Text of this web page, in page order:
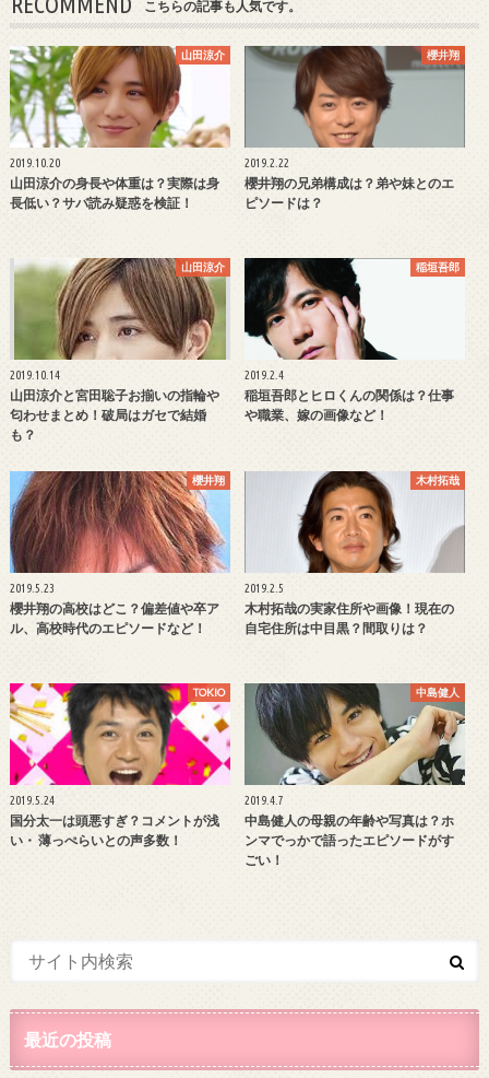
こちらの記事も人気です。
山田涼介
2019.10.20
山田涼介の身長や体重は？実際は身
長低い？サバ読み疑惑を検証！
櫻井翔
2019.2.22
櫻井翔の兄弟構成は？弟や妹とのエ
ピソードは？
山田涼介
2019.10.14
山田涼介と宮田聡子お揃いの指輪や
匂わせまとめ！破局はガセで結婚
も？
稲垣吾郎
2019.2.4
稲垣吾郎とヒロくんの関係は？仕事
や職業、嫁の画像など！
櫻井翔
2019.5.23
櫻井翔の高校はどこ？偏差値や卒ア
ル、高校時代のエピソードなど！
木村拓哉
2019.2.5
木村拓哉の実家住所や画像！現在の
自宅住所は中目黒？間取りは？
TOKIO
2019.5.24
国分太一は頭悪すぎ？コメントが浅
い・ 薄っぺらいとの声多数！
中島健人
2019.4.7
中島健人の母親の年齢や写真は？ホ
ンマでっかで語ったエピソードがす
ごい！
最近の投稿